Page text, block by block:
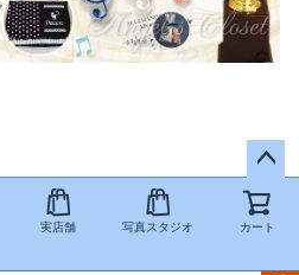
ペー
ジト
実店舗 写真スタジオ カート